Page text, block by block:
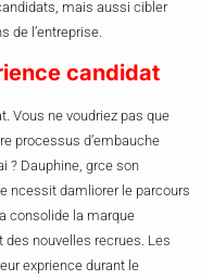
mais aussi cibler
de l’entreprise.
candidat
Vous ne voudriez pas que
processus d’embauche
? Dauphine, grce son
ncessit damliorer le parcours
consolide la marque
nouvelles recrues. Les
exprience durant le